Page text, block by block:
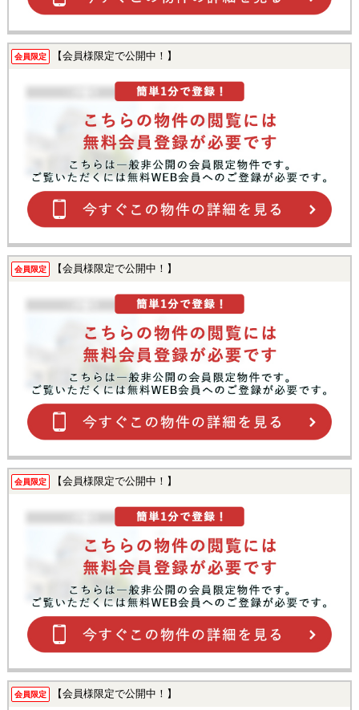
会員限定 【会員様限定で公開中！】
会員限定 【会員様限定で公開中！】
会員限定 【会員様限定で公開中！】
会員限定 【会員様限定で公開中！】